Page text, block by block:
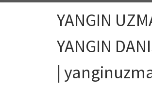
Skip to contentYANGIN
YANGIN
|